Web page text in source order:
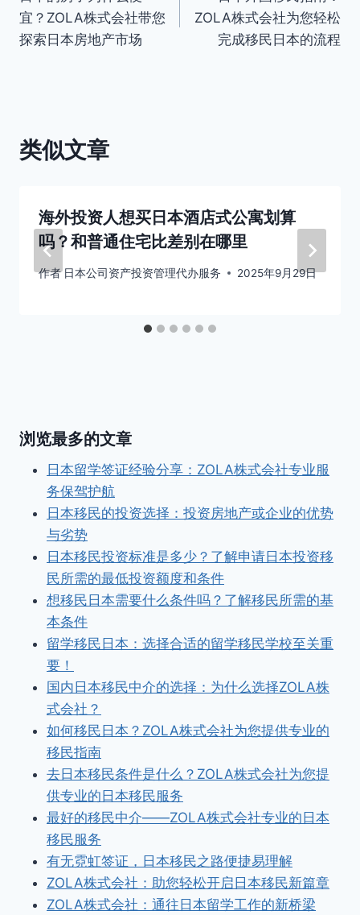
章
导
宜？ZOLA株式会社带您
探索日本房地产市场
ZOLA株式会社为您轻松
完成移民日本的流程
类似文章
海外投资人想买日本酒店式公寓划算
吗？和普通住宅比差别在哪里
作者 日本公司资产投资管理代办服务 2025年9月29日
浏览最多的文章
日本留学签证经验分享：ZOLA株式会社专业服
务保驾护航
日本移民的投资选择：投资房地产或企业的优势
与劣势
日本移民投资标准是多少？了解申请日本投资移
民所需的最低投资额度和条件
想移民日本需要什么条件吗？了解移民所需的基
本条件
留学移民日本：选择合适的留学移民学校至关重
要！
国内日本移民中介的选择：为什么选择ZOLA株
式会社？
如何移民日本？ZOLA株式会社为您提供专业的
移民指南
去日本移民条件是什么？ZOLA株式会社为您提
供专业的日本移民服务
最好的移民中介——ZOLA株式会社专业的日本
移民服务
有无霓虹签证，日本移民之路便捷易理解
ZOLA株式会社：助您轻松开启日本移民新篇章
ZOLA株式会社：通往日本留学工作的新桥梁